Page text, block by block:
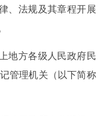
、法规及其章程开展
地方各级人民政府民
管理机关（以下简称